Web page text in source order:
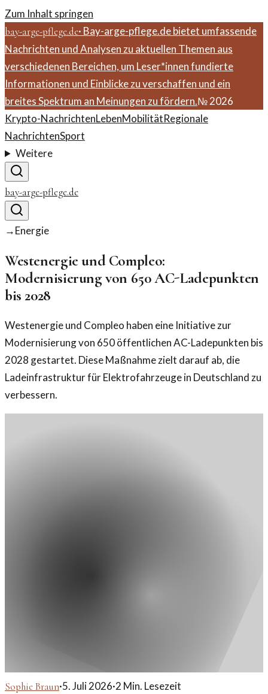
Zum Inhalt springen
bay-arge-pflege.de· Bay-arge-pflege.de bietet umfassende
Nachrichten und Analysen zu aktuellen Themen aus
verschiedenen Bereichen, um Leser*innen fundierte
Informationen und Einblicke zu verschaffen und ein
breites Spektrum an Meinungen zu fördern.№2026
Krypto-NachrichtenLebenMobilitätRegionale
NachrichtenSport
Weitere
bay-arge-pflege.de
→Energie
Westenergie und Compleo:
Modernisierung von 650 AC-Ladepunkten
bis 2028
Westenergie und Compleo haben eine Initiative zur
Modernisierung von 650 öffentlichen AC-Ladepunkten bis
2028 gestartet. Diese Maßnahme zielt darauf ab, die
Ladeinfrastruktur für Elektrofahrzeuge in Deutschland zu
verbessern.
Sophie Braun·5. Juli 2026·2 Min. Lesezeit